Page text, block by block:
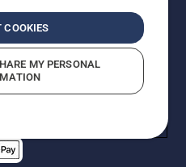
is voor directe aankoop.
Imprint
COOKIES
MY PERSONAL